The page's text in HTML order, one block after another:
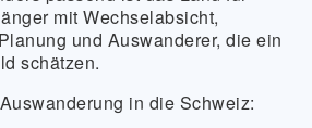
mit Wechselabsicht,
und Auswanderer, die ein
schätzen.
in die Schweiz: